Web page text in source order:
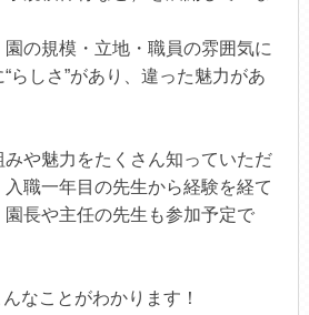
の規模・立地・職員の雰囲気に
らしさ”があり、違った魅力があ
や魅力をたくさん知っていただ
入職一年目の先生から経験を経て
長や主任の先生も参加予定で
なことがわかります！